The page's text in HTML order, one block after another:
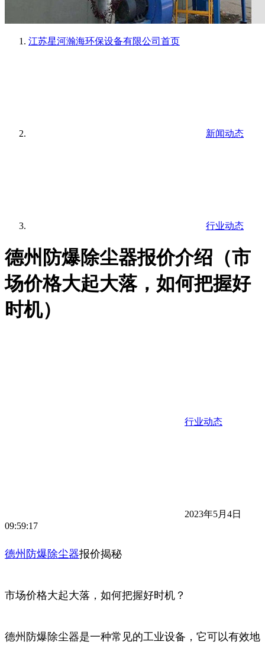
江苏星河瀚海环保设备有限公司 首页
新闻动态
行业动态
德州防爆除尘器报价介绍（市
场价格大起大落，如何把握好
时机）
行业动态
2023年5月4日
09:59:17
德州 防爆除尘器报价揭秘
市场价格大起大落，如何把握好时机？
德州防爆除尘器是一种常见的工业设备，它可以有效地